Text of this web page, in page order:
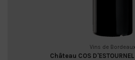
Vins de Bordeaux
Château COS